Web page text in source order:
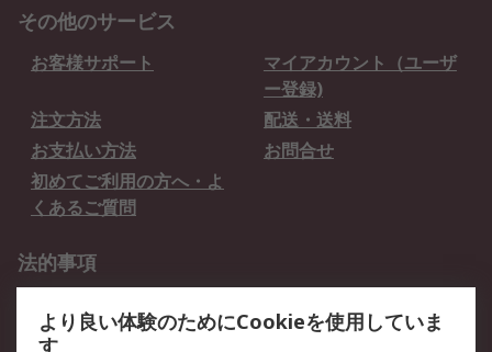
その他のサービス
お客様サポート
マイアカウント（ユーザ
ー登録)
注文方法
配送・送料
お支払い方法
お問合せ
初めてご利用の方へ・よ
くあるご質問
法的事項
クッキーポリシー
より良い体験のためにCookieを使用していま
す